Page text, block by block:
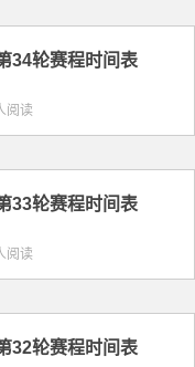
34轮赛程时间表
阅读
33轮赛程时间表
阅读
32轮赛程时间表